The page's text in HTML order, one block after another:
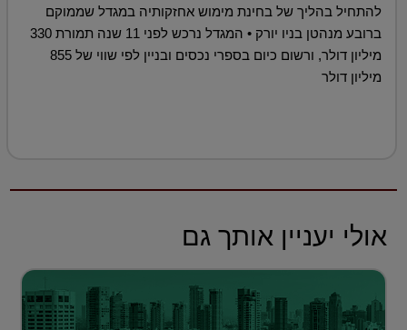
להתחיל בהליך של בחינת מימוש אחזקותיה במגדל שממוקם
ברובע מנהטן בניו יורק • המגדל נרכש לפני 11 שנה תמורת 330
מיליון דולר, ורשום כיום בספרי נכסים ובניין לפי שווי של 855
מיליון דולר
אולי יעניין אותך גם